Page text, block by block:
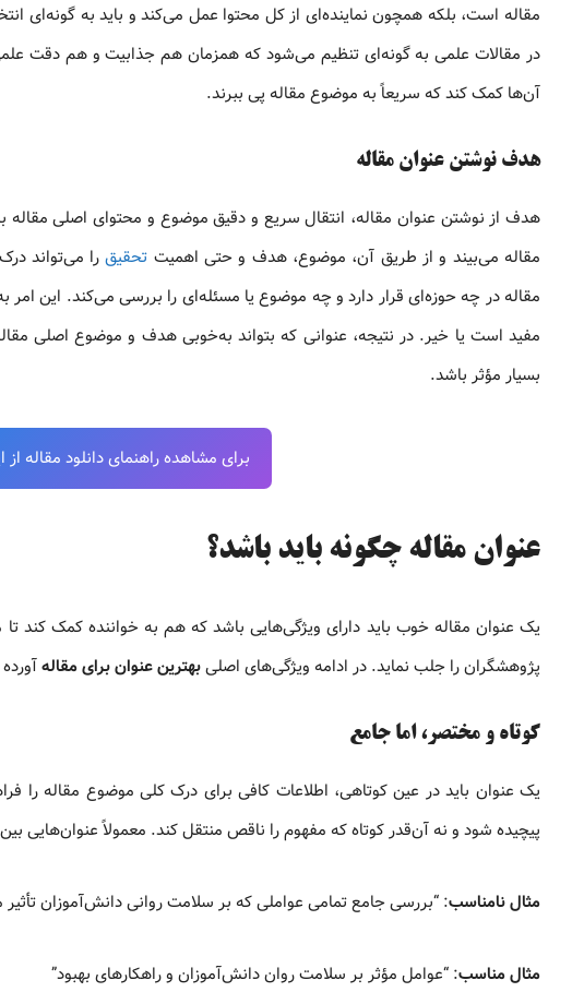
مقاله است، بلکه همچون نماینده‌ای از کل محتوا عمل می‌کند و باید به گونه‌ای
در مقالات علمی به گونه‌ای تنظیم می‌شود که همزمان هم جذابیت و هم دقت علمی
آن‌ها کمک کند که سریعاً به موضوع مقاله پی ببرند.
هدف نوشتن عنوان مقاله
هدف از نوشتن عنوان مقاله، انتقال سریع و دقیق موضوع و محتوای اصلی مقاله
مقاله می‌بیند و از طریق آن، موضوع، هدف و حتی اهمیت تحقیقرا می‌تواند
مقاله در چه حوزه‌ای قرار دارد و چه موضوع یا مسئله‌ای را بررسی می‌کند. این
مفید است یا خیر. در نتیجه، عنوانی که بتواند به‌خوبی هدف و موضوع اصلی
بسیار مؤثر باشد.
برای مشاهده راهنمای دانلود مقاله از
عنوان مقاله چگونه باید باشد؟
یک عنوان مقاله خوب باید دارای ویژگی‌هایی باشد که هم به خواننده کمک
پژوهشگران را جلب نماید. در ادامه ویژگی‌های اصلیبهترین عنوان برای مقاله
کوتاه و مختصر، اما جامع
یک عنوان باید در عین کوتاهی، اطلاعات کافی برای درک کلی موضوع مقاله را
پیچیده شود و نه آن‌قدر کوتاه که مفهوم را ناقص منتقل کند. معمولاً عنوان‌هایی بین ۱۰ تا ۱۵ کلمه، بسته به موضوع، مناسب در نظر گرفته می‌شوند.
مثال نامناسب: “بررسی جامع تمامی عواملی که بر سلامت روانی دانش‌آموزان تأثیر
مثال مناسب: “عوامل مؤثر بر سلامت روان دانش‌آموزان و راهکارهای بهبود”